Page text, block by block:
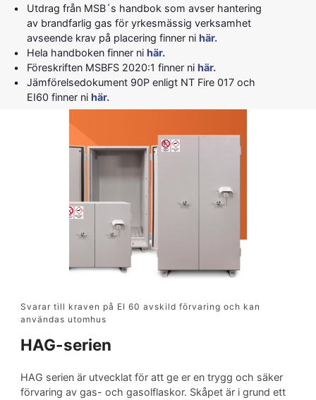
Utdrag från MSB´s handbok som avser hantering
av brandfarlig gas för yrkesmässig verksamhet
avseende krav på placering finner nihär.
Hela handboken finner nihär.
Föreskriften MSBFS 2020:1 finner nihär.
Jämförelsedokument 90P enligt NT Fire 017 och
EI60 finner nihär.
Svarar till kraven på EI 60 avskild förvaring och kan
användas utomhus
HAG-serien
HAG serien är utvecklat för att ge er en trygg och säker
förvaring av gas- och gasolflaskor. Skåpet är i grund ett